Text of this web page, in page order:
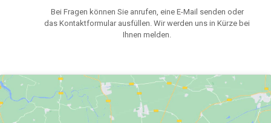
Bei Fragen können Sie anrufen, eine E-Mail senden oder
das Kontaktformular ausfüllen. Wir werden uns in Kürze bei
Ihnen melden.